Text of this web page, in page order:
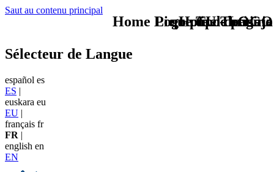
Saut au contenu principal
TU - LOGO
Sélecteur de Langue
español es
ES |
euskara eu
EU |
français fr
FR |
english en
EN
que tipo de viaje
Home Logo pie de página
Pie Home Turismo